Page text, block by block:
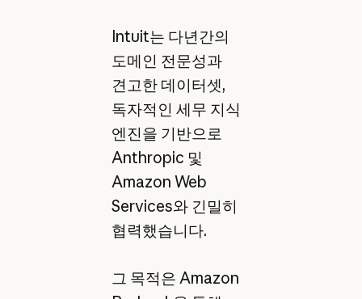
Intuit는 다년간의
도메인 전문성과
견고한 데이터셋,
독자적인 세무 지식
엔진을 기반으로
Anthropic 및
Amazon Web
Services와 긴밀히
협력했습니다.
그 목적은 Amazon